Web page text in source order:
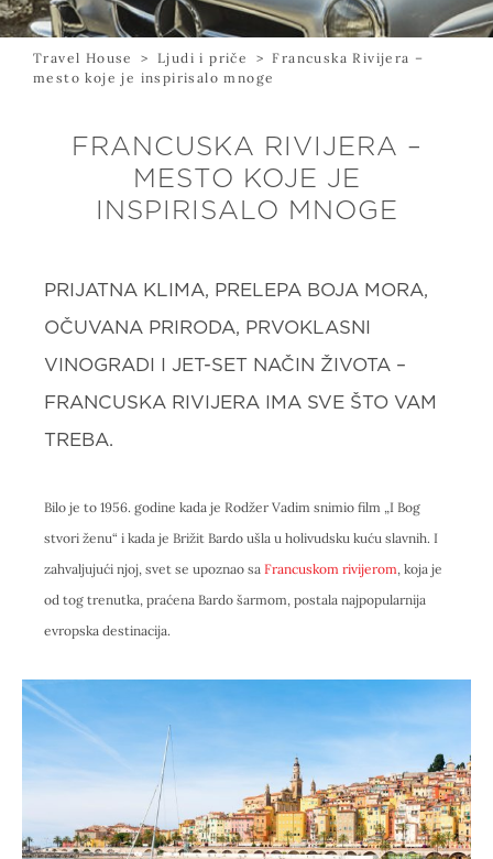
Travel House > Ljudi i priče > Francuska Rivijera –
mesto koje je inspirisalo mnoge
FRANCUSKA RIVIJERA –
MESTO KOJE JE
INSPIRISALO MNOGE
PRIJATNA KLIMA, PRELEPA BOJA MORA,
OČUVANA PRIRODA, PRVOKLASNI
VINOGRADI I JET-SET NAČIN ŽIVOTA –
FRANCUSKA RIVIJERA IMA SVE ŠTO VAM
TREBA.
Bilo je to 1956. godine kada je Rodžer Vadim snimio film „I Bog
stvori ženu“ i kada je Brižit Bardo ušla u holivudsku kuću slavnih. I
zahvaljujući njoj, svet se upoznao sa Francuskom rivijerom, koja je
od tog trenutka, praćena Bardo šarmom, postala najpopularnija
evropska destinacija.